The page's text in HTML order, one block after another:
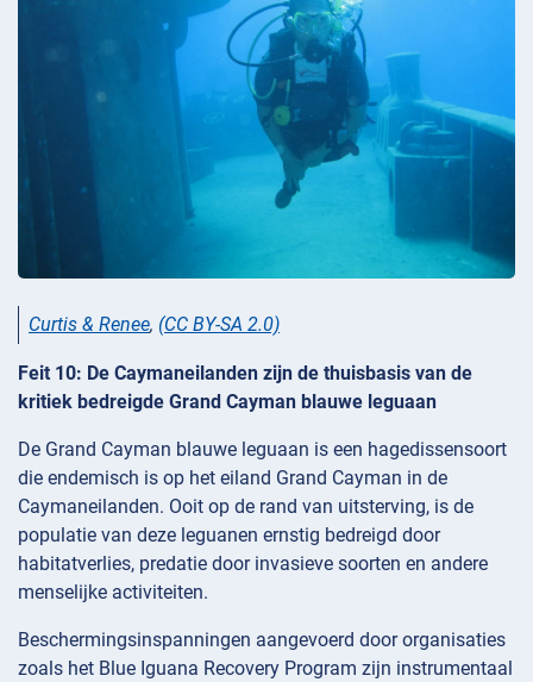
Curtis & Renee, (CC BY-SA 2.0)
Feit 10: De Caymaneilanden zijn de thuisbasis van de
kritiek bedreigde Grand Cayman blauwe leguaan
De Grand Cayman blauwe leguaan is een hagedissensoort
die endemisch is op het eiland Grand Cayman in de
Caymaneilanden. Ooit op de rand van uitsterving, is de
populatie van deze leguanen ernstig bedreigd door
habitatverlies, predatie door invasieve soorten en andere
menselijke activiteiten.
Beschermingsinspanningen aangevoerd door organisaties
zoals het Blue Iguana Recovery Program zijn instrumentaal